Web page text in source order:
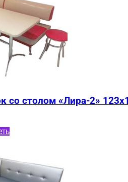
со столом «Лира-2»